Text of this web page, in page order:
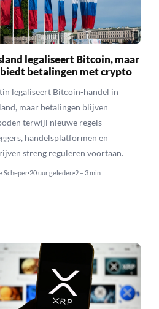
legaliseert Bitcoin, maar
betalingen met crypto
legaliseert Bitcoin-handel in
maar betalingen blijven
terwijl nieuwe regels
handelsplatformen en
streng reguleren voortaan.
Scheper 20 uur geleden 2 – 3 min